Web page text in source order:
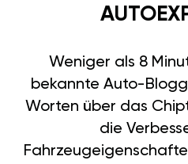
Weniger als 8
bekannte Auto-
Worten über das
die